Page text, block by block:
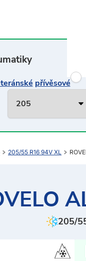
přívěsové
205/55 R16 94V XL
205/